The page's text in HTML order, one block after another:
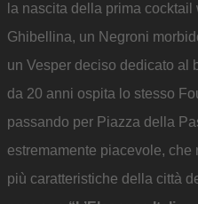
la nascita della prima
Ghibellina, un Negroni
un Vesper deciso dedicato al
da 20 anni ospita lo stesso
passando per Piazza della
estremamente piacevole,
più caratteristiche della città